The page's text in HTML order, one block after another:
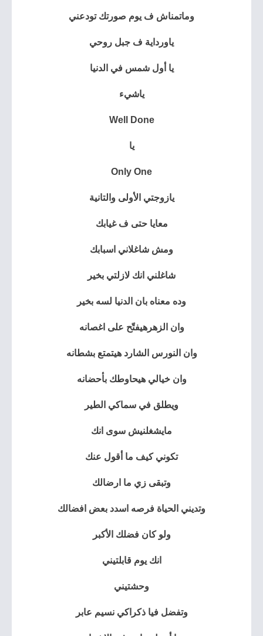
وماتمناش ف يوم صورتك تودعني
ياورداية ف جبل روحي
يا أول شمس في الدنيا
ياشيء
Well Done
يا
Only One
يازوجتي الأولى والتانية
معايا حتى ف غيابك
ومش شاغلاني اسبابك
شاغلني انك لازلتي بخير
وده معناه بان الدنيا لسه بخير
وان الزهرهيفتّح على اغصانه
وان النورس الشارد هيتمتع بشطانه
وان خيالي هيحاوطك بأحضانه
ويطلق في سماكي الطير
مايشغلنيش سوى انك
تكوني كيف ما أقول عنك
وتبقى زي ما ارضالك
وتديني الحياة فرصه اسدد بعض افضالك
ولو كان فضلك الأكبر
انك يوم قابلتيني
وحشتيني
وتفضل فيا ذكراكي نسيم عابر